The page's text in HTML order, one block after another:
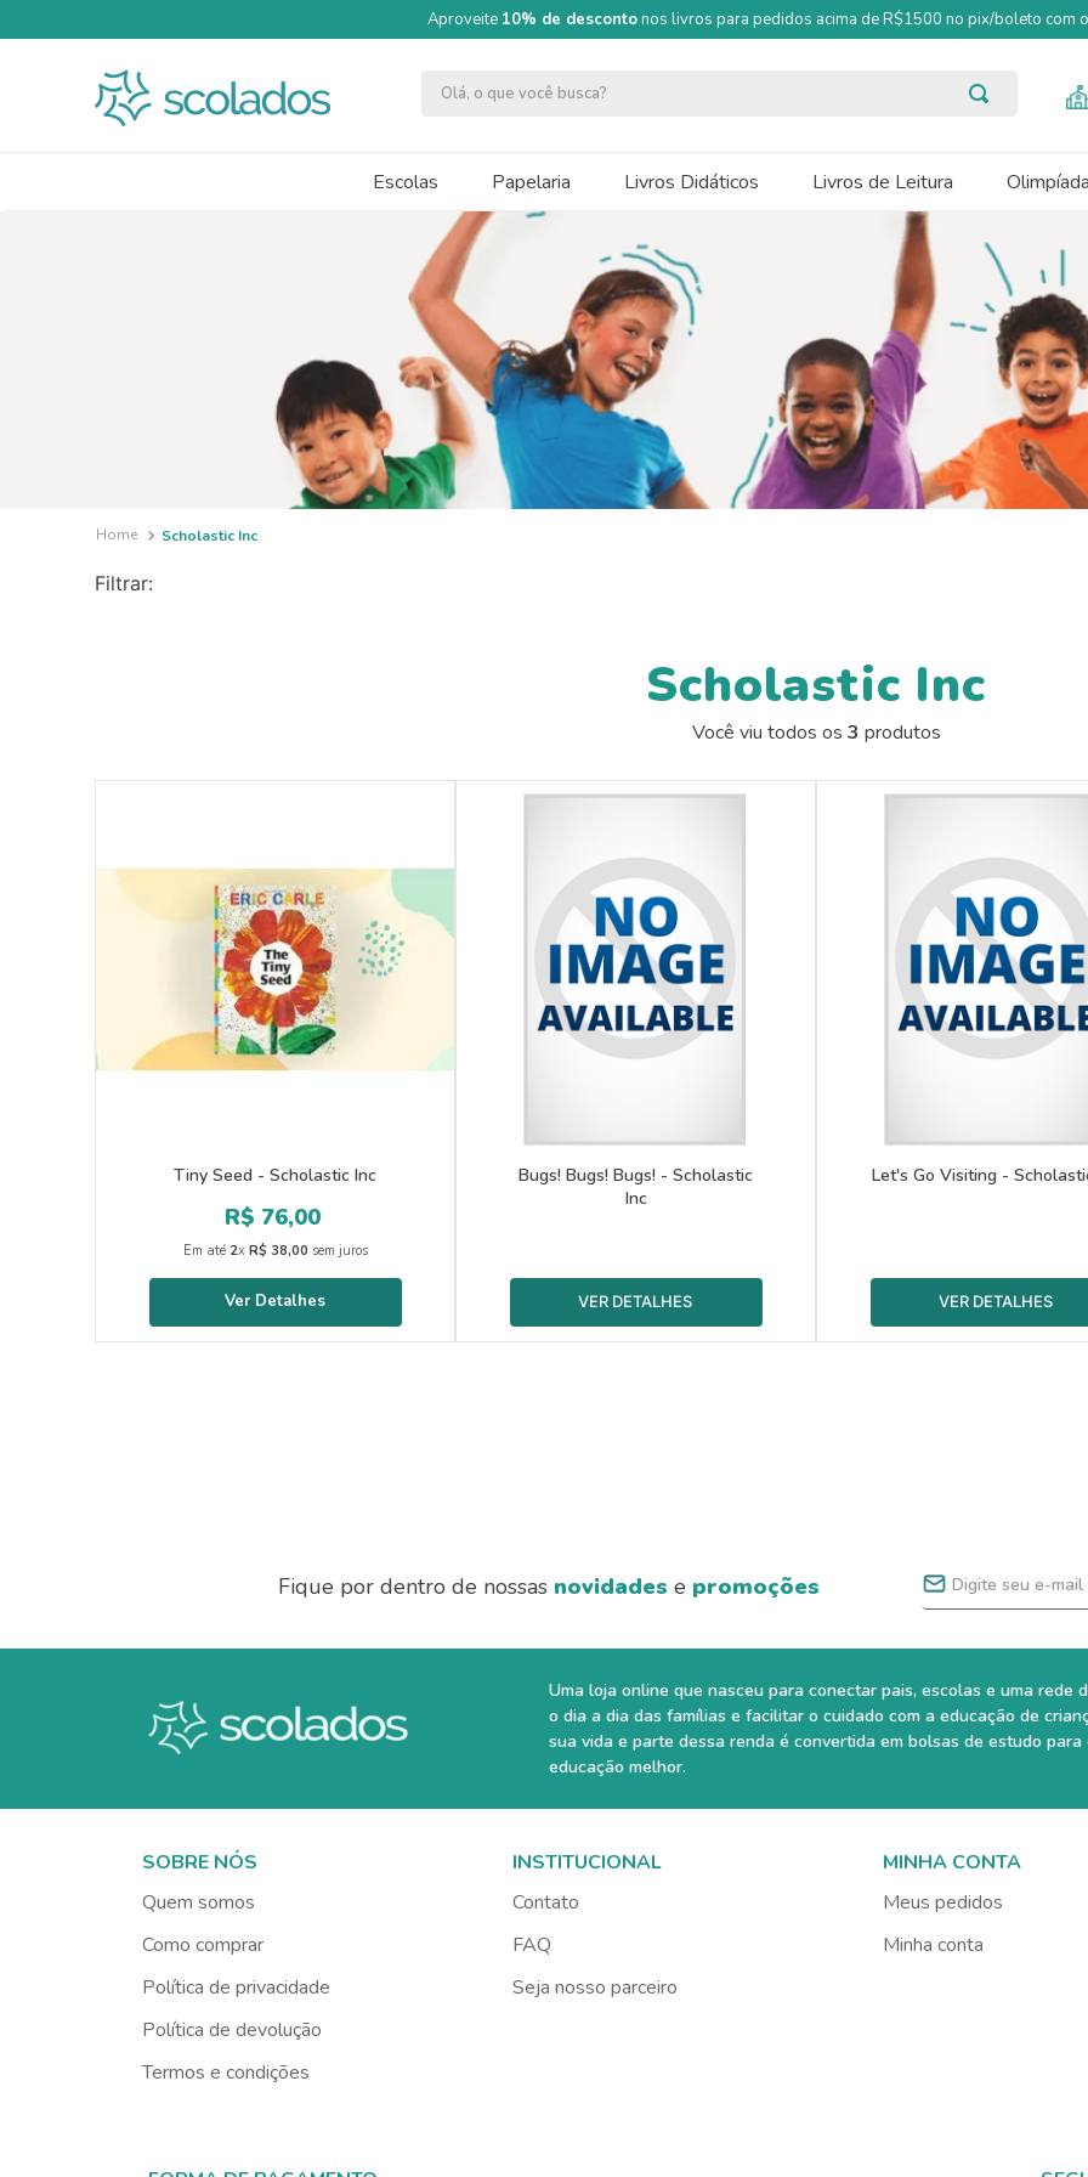
Aproveite 10% de descontonos livros para pedidos acima de R$1500 no pix/boleto com
Olá, o que você busca?
Escolas Papelaria Livros Didáticos Livros de Leitura
Scholastic Inc
Scholastic Inc
Você viu todos os 3 produtos
Tiny Seed - Scholastic Inc
R$ 76,00
Em até 2x R$ 38,00 sem juros
Bugs! Bugs! Bugs! - Scholastic
Inc
Let's Go Visiting -
Fique por dentro de nossas novidades e promoções
Uma loja online que nasceu para conectar pais, escolas e uma rede
o dia a dia das famílias e facilitar o cuidado com a educação de
sua vida e parte dessa renda é convertida em bolsas de estudo
educação melhor.
SOBRE NÓS
Quem somos
Como comprar
Política de privacidade
Política de devolução
Termos e condições
INSTITUCIONAL
Contato
FAQ
Seja nosso parceiro
MINHA CONTA
Meus pedidos
Minha conta
quimica moderna
papel cartão fosco 240g 50x70
massa modelar acrilex soft 500g
pincel
tinta guache 250ml